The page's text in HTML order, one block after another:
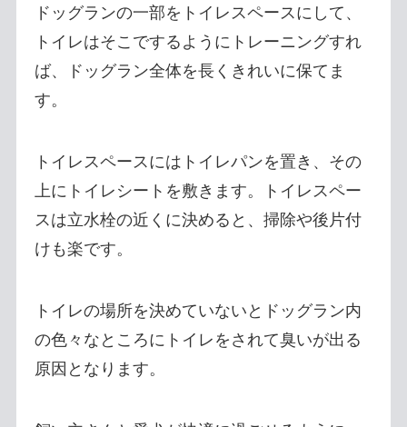
ドッグランの一部をトイレスペースにして、
トイレはそこでするようにトレーニングすれ
ば、ドッグラン全体を長くきれいに保てま
す。
トイレスペースにはトイレパンを置き、その
上にトイレシートを敷きます。トイレスペー
スは立水栓の近くに決めると、掃除や後片付
けも楽です。
トイレの場所を決めていないとドッグラン内
の色々なところにトイレをされて臭いが出る
原因となります。